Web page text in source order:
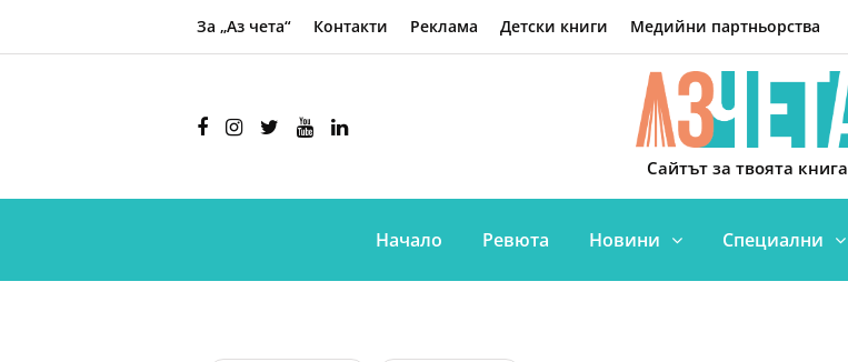
За „Аз чета“ Контакти Реклама Детски книги Медийни партньорства
Сайтът за твоята книга
Начало Ревюта Новини Специални